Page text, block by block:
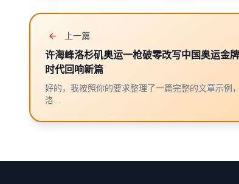
上一篇
许海峰洛杉矶奥运一枪破零改写中国奥运金
时代回响新篇
好的，我按照你的要求整理了一篇完整的文章示例
洛...